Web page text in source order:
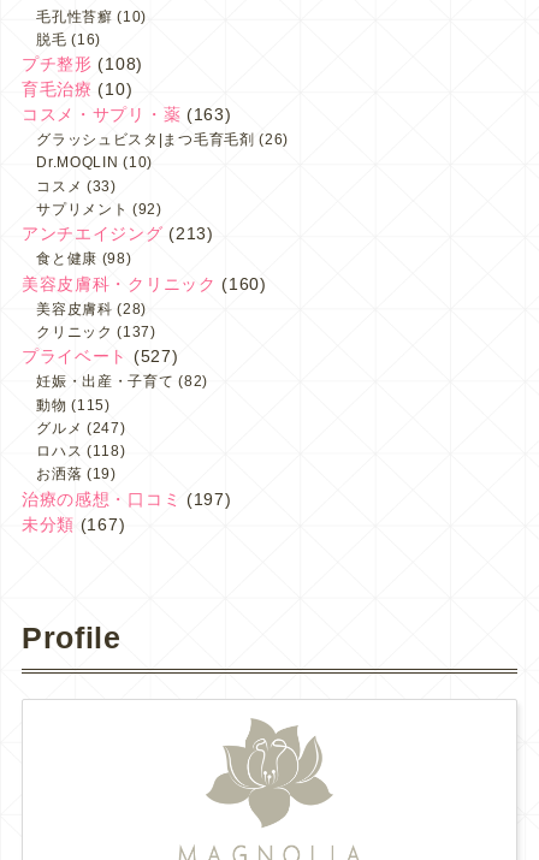
毛孔性苔癬 (10)
脱毛 (16)
プチ整形 (108)
育毛治療 (10)
コスメ・サプリ・薬 (163)
グラッシュビスタ|まつ毛育毛剤 (26)
Dr.MOQLIN (10)
コスメ (33)
サプリメント (92)
アンチエイジング (213)
食と健康 (98)
美容皮膚科・クリニック (160)
美容皮膚科 (28)
クリニック (137)
プライベート (527)
妊娠・出産・子育て (82)
動物 (115)
グルメ (247)
ロハス (118)
お洒落 (19)
治療の感想・口コミ
(197)
未分類 (167)
Profile